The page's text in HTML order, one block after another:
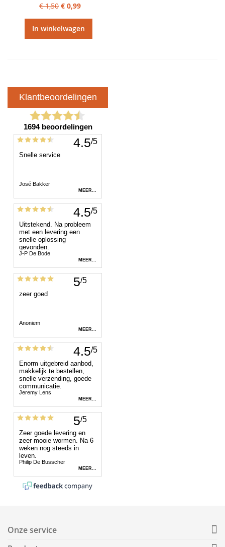
€ 1,50 € 0,99
In winkelwagen
Onze service